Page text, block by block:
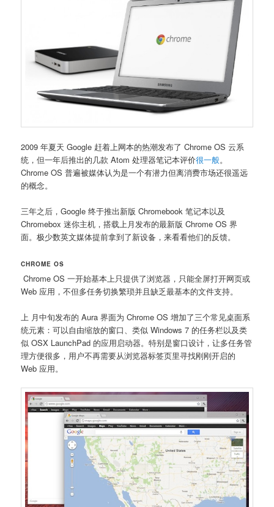
2009 年夏天 Google 赶着上网本的热潮发布了 Chrome OS 云系
统，但一年后推出的几款 Atom 处理器笔记本评价很一般。
Chrome OS 普遍被媒体认为是一个有潜力但离消费市场还很遥远
的概念。
三年之后，Google 终于推出新版 Chromebook 笔记本以及
Chromebox 迷你主机，搭载上月发布的最新版 Chrome OS 界
面。极少数英文媒体提前拿到了新设备，来看看他们的反馈。
CHROME OS
Chrome OS 一开始基本上只提供了浏览器，只能全屏打开网页或
Web 应用，不但多任务切换繁琐并且缺乏最基本的文件支持。
上 月中旬发布的 Aura 界面为 Chrome OS 增加了三个常见桌面系
统元素：可以自由缩放的窗口、类似 Windows 7 的任务栏以及类
似 OSX LaunchPad 的应用启动器。特别是窗口设计，让多任务管
理方便很多，用户不再需要从浏览器标签页里寻找刚刚开启的
Web 应用。